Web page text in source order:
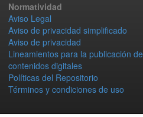
Normatividad
Aviso Legal
Aviso de privacidad simplificado
Aviso de privacidad
Lineamientos para la publicación de
contenidos digitales
Políticas del Repositorio
Términos y condiciones de uso